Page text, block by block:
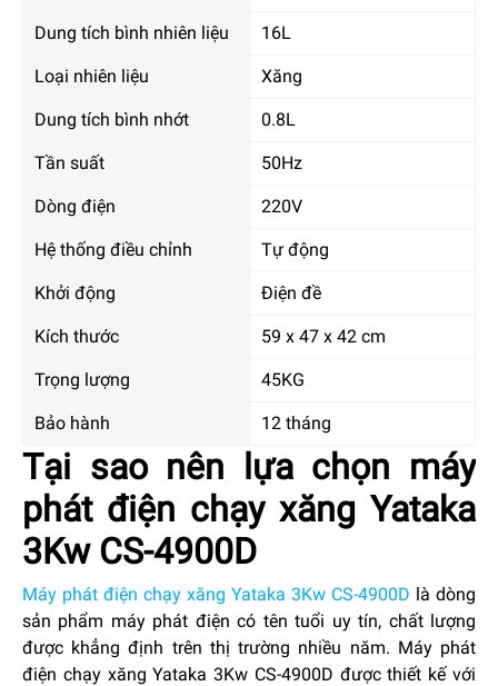
Dung tích bình nhiên liệu 16L
Loại nhiên liệu Xăng
Dung tích bình nhớt 0.8L
Tần suất 50Hz
Dòng điện 220V
Hệ thống điều chỉnh Tự động
Khởi động Điện đề
Kích thước 59 x 47 x 42 cm
Trọng lượng 45KG
Bảo hành 12 tháng
Tại sao nên lựa chọn máy
phát điện chạy xăng Yataka
3Kw CS-4900D
Máy phát điện chạy xăng Yataka 3Kw CS-4900D là dòng
sản phẩm máy phát điện có tên tuổi uy tín, chất lượng
được khẳng định trên thị trường nhiều năm. Máy phát
điện chạy xăng Yataka 3Kw CS-4900D được thiết kế với